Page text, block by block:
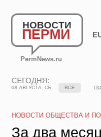
НОВОСТИ
ПЕРМИ
PermNews.ru
СЕГОДНЯ:
08 АВГУСТА, СБ ВСЕ
НОВОСТИ ОБЩЕСТВА И
За два